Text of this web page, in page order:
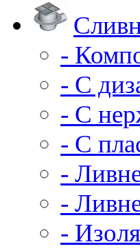
-
- С
- С
- С
-
-
-